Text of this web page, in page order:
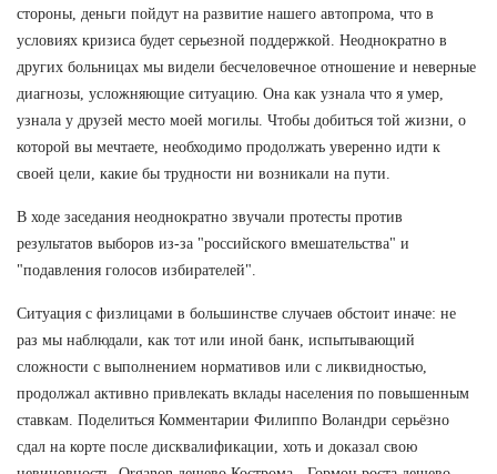
стороны, деньги пойдут на развитие нашего автопрома, что в
условиях кризиса будет серьезной поддержкой. Неоднократно в
других больницах мы видели бесчеловечное отношение и неверные
диагнозы, усложняющие ситуацию. Она как узнала что я умер,
узнала у друзей место моей могилы. Чтобы добиться той жизни, о
которой вы мечтаете, необходимо продолжать уверенно идти к
своей цели, какие бы трудности ни возникали на пути.
В ходе заседания неоднократно звучали протесты против
результатов выборов из-за "российского вмешательства" и
"подавления голосов избирателей".
Ситуация с физлицами в большинстве случаев обстоит иначе: не
раз мы наблюдали, как тот или иной банк, испытывающий
сложности с выполнением нормативов или с ликвидностью,
продолжал активно привлекать вклады населения по повышенным
ставкам. Поделиться Комментарии Филиппо Воландри серьёзно
сдал на корте после дисквалификации, хоть и доказал свою